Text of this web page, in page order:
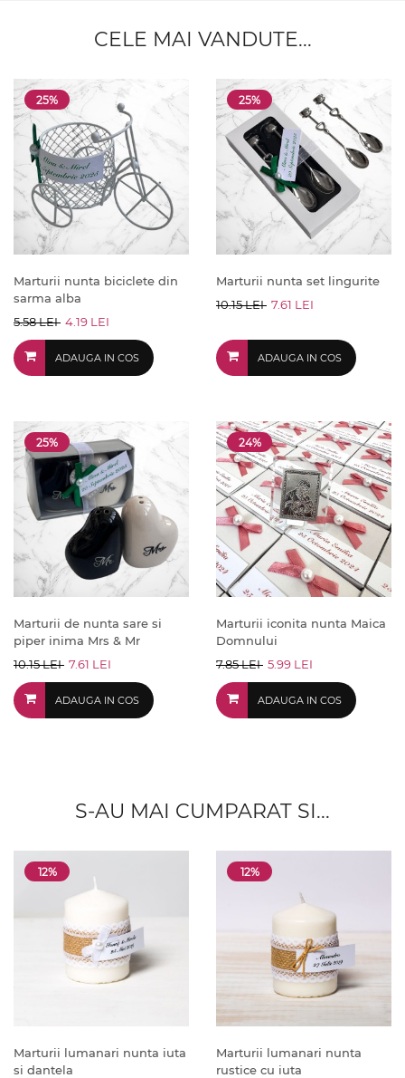
CELE MAI VANDUTE...
25%
Marturii nunta biciclete din
sarma alba
5.58 LEI 4.19 LEI
ADAUGA IN COS
25%
Marturii nunta set lingurite
10.15 LEI 7.61 LEI
ADAUGA IN COS
25%
Marturii de nunta sare si
piper inima Mrs & Mr
10.15 LEI 7.61 LEI
ADAUGA IN COS
24%
Marturii iconita nunta Maica
Domnului
7.85 LEI 5.99 LEI
ADAUGA IN COS
S-AU MAI CUMPARAT SI...
12%
Marturii lumanari nunta iuta
si dantela
12%
Marturii lumanari nunta
rustice cu iuta